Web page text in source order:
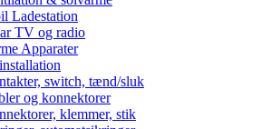
Ladestation
TV og radio
Apparater
switch, tænd/sluk
og konnektorer
klemmer, stik